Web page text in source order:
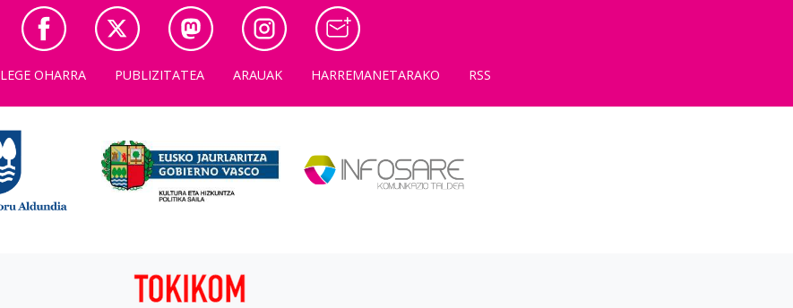
LEGE OHARRA PUBLIZITATEA ARAUAK HARREMANETARAKO RSS